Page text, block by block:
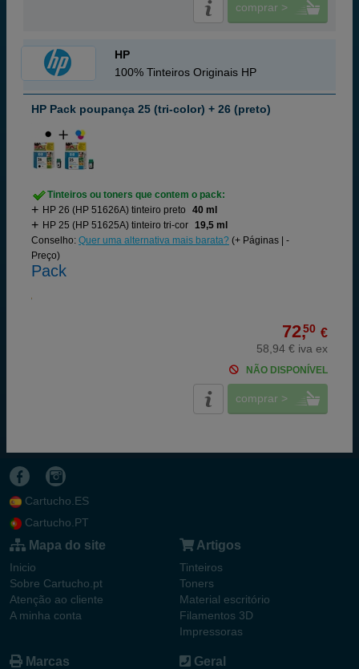
comprar >
HP
100% Tinteiros Originais HP
HP Pack poupança 25 (tri-color) + 26 (preto)
Tinteiros ou toners que contem o pack:
HP 26 (HP 51626A) tinteiro preto
40 ml
HP 25 (HP 51625A) tinteiro tri-cor 19,5 ml
Conselho: Quer uma alternativa mais barata? (+ Páginas | -
Preço)
Pack
72,50 €
58,94 € iva ex
NÃO DISPONÍVEL
comprar >
Cartucho.ES
Cartucho.PT
Mapa do site
Inicio
Sobre Cartucho.pt
Atenção ao cliente
A minha conta
Artigos
Tinteiros
Toners
Material escritório
Filamentos 3D
Impressoras
Marcas Geral